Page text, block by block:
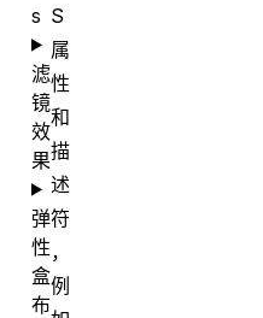
S
属
性
和
描
述
符
，
例
s
滤
镜
效
果
弹
性
盒
布